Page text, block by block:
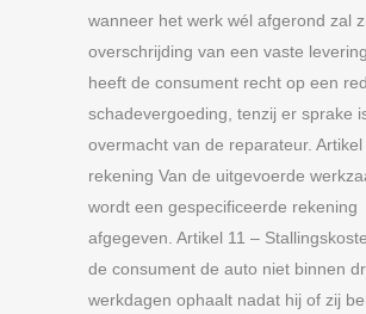
wanneer het werk wél afgerond zal
overschrijding van een vaste
heeft de consument recht op een
schadevergoeding, tenzij er sprake
overmacht van de reparateur. Artikel
rekening Van de uitgevoerde
wordt een gespecificeerde rekening
afgegeven. Artikel 11 –
de consument de auto niet binnen
werkdagen ophaalt nadat hij of zij